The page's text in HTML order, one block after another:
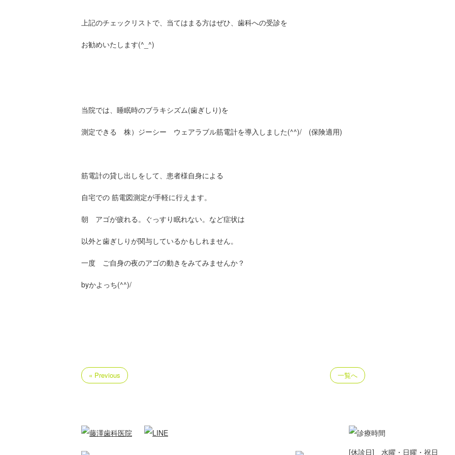
上記のチェックリストで、当てはまる方はぜひ、歯科への受診を
お勧めいたします(^_^)
当院では、睡眠時のブラキシズム(歯ぎしり)を
測定できる 株）ジーシー ウェアラブル筋電計を導入しました(^^)/ (保険適用)
筋電計の貸し出しをして、患者様自身による
自宅での 筋電図測定が手軽に行えます。
朝 アゴが疲れる。ぐっすり眠れない。など症状は
以外と歯ぎしりが関与しているかもしれません。
一度 ご自身の夜のアゴの動きをみてみませんか？
byかよっち(^^)/
« Previous 一覧へ
[休診日] 水曜・日曜・祝日